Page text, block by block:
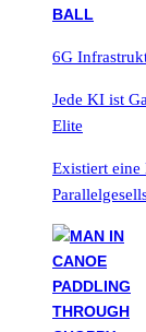
6G
Jede KI ist
Elite
Existiert